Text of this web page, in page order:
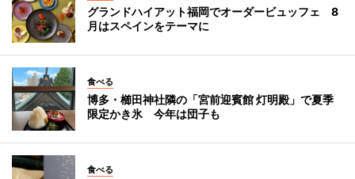
グランドハイアット福岡でオーダービュッフェ 8
月はスペインをテーマに
食べる
博多・櫛田神社隣の「宮前迎賓館 灯明殿」で夏季
限定かき氷 今年は団子も
食べる